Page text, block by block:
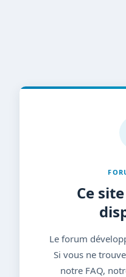
Ce
Le forum
Si vous ne
notre FAQ,